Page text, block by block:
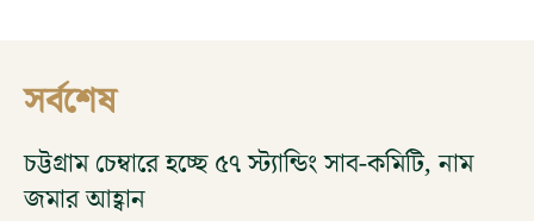
সর্বশেষ
চট্টগ্রাম চেম্বারে হচ্ছে ৫৭ স্ট্যান্ডিং সাব-কমিটি, নাম
জমার আহ্বান